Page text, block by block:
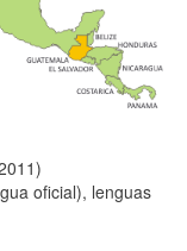
oficial), lenguas